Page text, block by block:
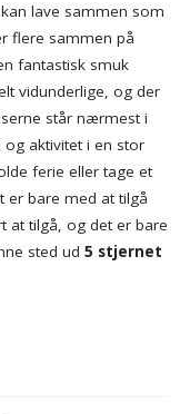
lave sammen som
flere sammen på
fantastisk smuk
vidunderlige, og der
står nærmest i
aktivitet i en stor
ferie eller tage et
er bare med at tilgå
at tilgå, og det er bare
sted ud 5 stjernet